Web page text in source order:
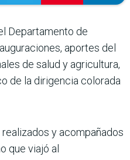
Departamento de
aportes del
de salud y agricultura,
de la dirigencia colorada
y acompañados
que viajó al